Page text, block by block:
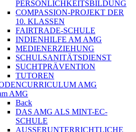
PERSÖNLICHKEITSBILDUNG
COMPASSION-PROJEKT DER
10. KLASSEN
FAIRTRADE-SCHULE
INDIENHILFE AM AMG
MEDIENERZIEHUNG
SCHULSANITÄTSDIENST
SUCHTPRÄVENTION
TUTOREN
AMG
AMG
Back
DAS AMG ALS MINT-EC-
SCHULE
AUSSERUNTERRICHTLICHE